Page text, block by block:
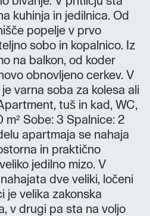
kuhinja in jedilnica. Od
popelje v prvo
sobo in kopalnico. Iz
na balkon, od koder
obnovljeno cerkev. V
varna soba za kolesa ali
tuš in kad, WC,
m² Sobe: 3 Spalnice: 2
apartmaja se nahaja
in praktično
jedilno mizo. V
dve veliki, ločeni
je velika zakonska
v drugi pa sta na voljo